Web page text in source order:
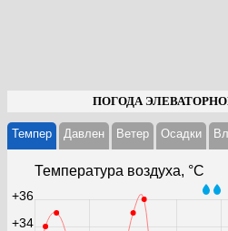
ПОГОДА
Темпер Давлен Ветер Осадки
Температура воздуха, °С
+34
+36